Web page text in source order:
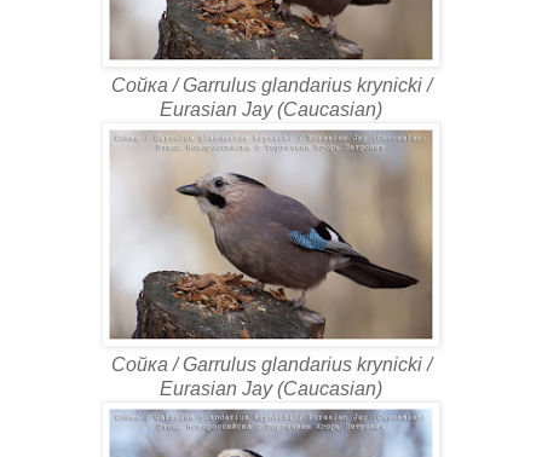
Сойка / Garrulus glandarius krynicki /
Eurasian Jay (Caucasian)
Сойка / Garrulus glandarius krynicki /
Eurasian Jay (Caucasian)